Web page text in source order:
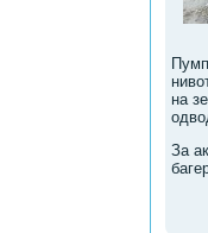
на
За